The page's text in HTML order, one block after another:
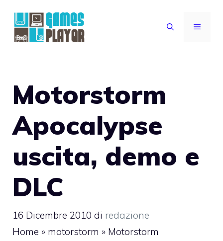
contenuto
MENU
Motorstorm
Apocalypse
uscita, demo e
DLC
16 Dicembre 2010 di redazione
Home » motorstorm » Motorstorm